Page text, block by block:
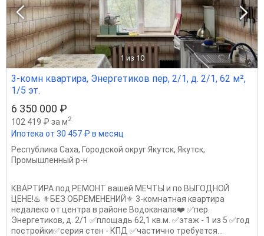
1 из 10
3-комн квартира, Энергетиков пер, 2/1, д. 2/1, 62 м²,
1/5 эт.
6 350 000 ₽
102 419 ₽ за м2
Ипотека от 30 457 ₽ в месяц
Республика Саха, Городской округ Якутск, Якутск,
Промышленный р-н
КВАРТИРА под РЕМОНТ вашей МЕЧТЫ и по ВЫГОДНОЙ
ЦЕНЕ!♨️ ⚜️БЕЗ ОБРЕМЕНЕНИЙ⚜️ 3-комнатная квартира
недалеко от центра в районе Водоканала❤️‍ ✅пер.
Энергетиков, д. 2/1 ✅площадь 62,1 кв.м. ✅этаж - 1 из 5 ✅год
постройки✅серия стен - КПД ✅частично требуется...